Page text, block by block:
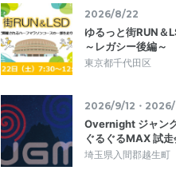
2026/8/22
ゆるっと街RUN＆
～レガシー後編～
東京都千代田区
2026/9/12・2026/
Overnight ジャン
ぐるぐるMAX 試走
埼玉県入間郡越生町